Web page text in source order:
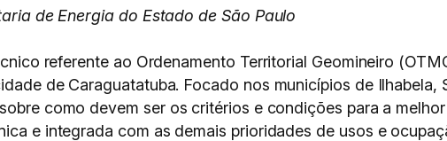
de Energia do Estado de São Paulo
referente ao Ordenamento Territorial Geomineiro
de Caraguatatuba. Focado nos municípios de
como devem ser os critérios e condições para a
e integrada com as demais prioridades de usos e